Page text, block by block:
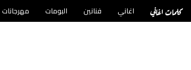
كلمات اغاني اغاني فنانين البومات مهرجانات